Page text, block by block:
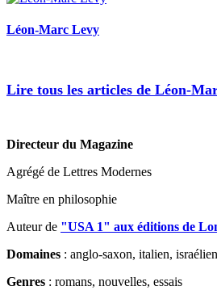
Léon-Marc Levy
Lire tous les articles de Léon-
Directeur du Magazine
Agrégé de Lettres Modernes
Maître en philosophie
Auteur de "USA 1" aux éditions de
Domaines : anglo-saxon, italien, israélien
Genres : romans, nouvelles, essais